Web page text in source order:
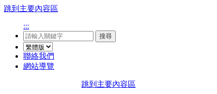
跳到主要內容區
:::
搜尋
聯絡我們
網站導覽
跳到主要內容區